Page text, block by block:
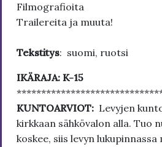
Filmografioita
Trailereita ja muuta!
Tekstitys: suomi, ruotsi
IKÄRAJA: K-15
KUNTOARVIOT: Levyjen
kirkkaan sähkövalon alla. Tuo
koskee, siis levyn